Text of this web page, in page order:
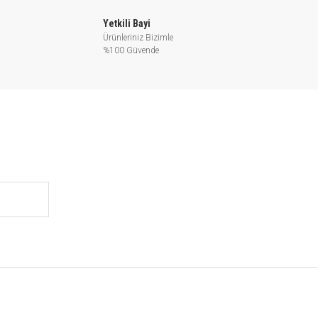
Yetkili Bayi
Ürünleriniz Bizimle
%100 Güvende